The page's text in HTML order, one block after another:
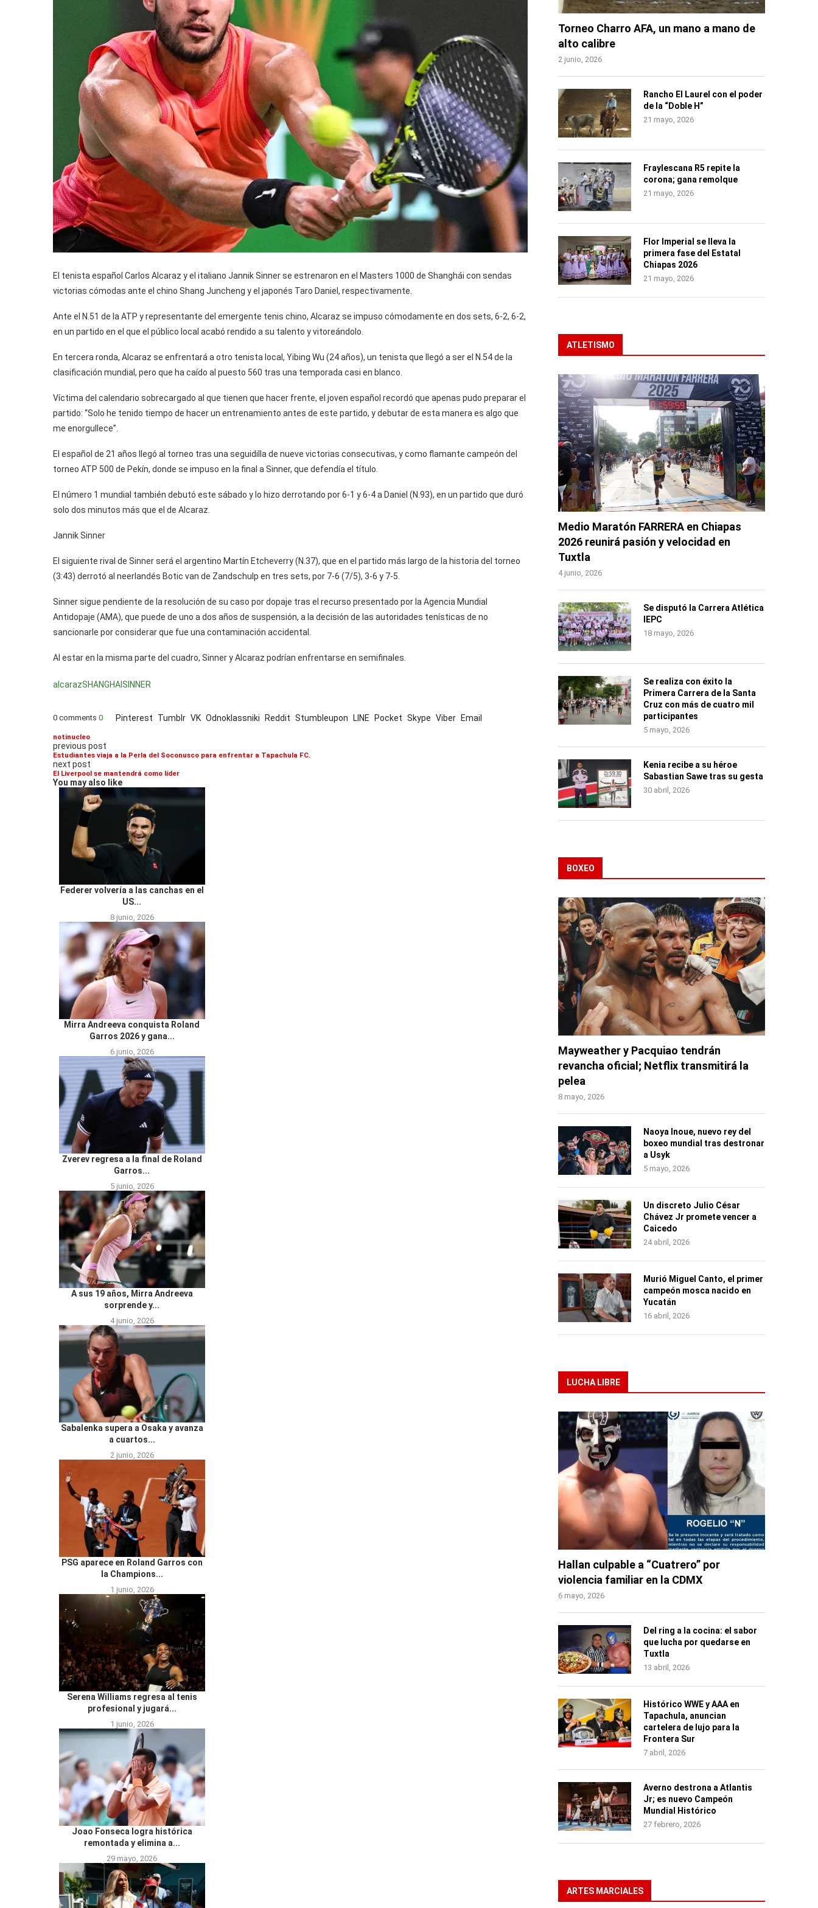
El tenista español Carlos Alcaraz y el italiano Jannik Sinner se estrenaron en el Masters 1000 de Shanghái con sendas
victorias cómodas ante el chino Shang Juncheng y el japonés Taro Daniel, respectivamente.
Ante el N.51 de la ATP y representante del emergente tenis chino, Alcaraz se impuso cómodamente en dos sets, 6-2, 6-2,
en un partido en el que el público local acabó rendido a su talento y vitoreándolo.
En tercera ronda, Alcaraz se enfrentará a otro tenista local, Yibing Wu (24 años), un tenista que llegó a ser el N.54 de la
clasificación mundial, pero que ha caído al puesto 560 tras una temporada casi en blanco.
Víctima del calendario sobrecargado al que tienen que hacer frente, el joven español recordó que apenas pudo preparar el
partido: “Solo he tenido tiempo de hacer un entrenamiento antes de este partido, y debutar de esta manera es algo que
me enorgullece”.
El español de 21 años llegó al torneo tras una seguidilla de nueve victorias consecutivas, y como flamante campeón del
torneo ATP 500 de Pekín, donde se impuso en la final a Sinner, que defendía el título.
El número 1 mundial también debutó este sábado y lo hizo derrotando por 6-1 y 6-4 a Daniel (N.93), en un partido que duró
solo dos minutos más que el de Alcaraz.
Jannik Sinner
El siguiente rival de Sinner será el argentino Martín Etcheverry (N.37), que en el partido más largo de la historia del torneo
(3:43) derrotó al neerlandés Botic van de Zandschulp en tres sets, por 7-6 (7/5), 3-6 y 7-5.
Sinner sigue pendiente de la resolución de su caso por dopaje tras el recurso presentado por la Agencia Mundial
Antidopaje (AMA), que puede de uno a dos años de suspensión, a la decisión de las autoridades tenísticas de no
sancionarle por considerar que fue una contaminación accidental.
Al estar en la misma parte del cuadro, Sinner y Alcaraz podrían enfrentarse en semifinales.
alcarazSHANGHAISINNER
0 comments 0 Pinterest Tumblr VK Odnoklassniki Reddit Stumbleupon LINE Pocket Skype Viber Email
notinucleo
previous post
Estudiantes viaja a la Perla del Soconusco para enfrentar a Tapachula FC.
next post
El Liverpool se mantendrá como líder
You may also like
Federer volvería a las canchas en el
US...
8 junio, 2026
Mirra Andreeva conquista Roland
Garros 2026 y gana...
6 junio, 2026
Zverev regresa a la final de Roland
Garros...
5 junio, 2026
A sus 19 años, Mirra Andreeva
sorprende y...
4 junio, 2026
Sabalenka supera a Osaka y avanza
a cuartos...
2 junio, 2026
PSG aparece en Roland Garros con
la Champions...
1 junio, 2026
Serena Williams regresa al tenis
profesional y jugará...
1 junio, 2026
Joao Fonseca logra histórica
remontada y elimina a...
29 mayo, 2026
Torneo Charro AFA, un mano a mano de
alto calibre
2 junio, 2026
Rancho El Laurel con el poder
de la “Doble H”
21 mayo, 2026
Fraylescana R5 repite la
corona; gana remolque
21 mayo, 2026
Flor Imperial se lleva la
primera fase del Estatal
Chiapas 2026
21 mayo, 2026
ATLETISMO
Medio Maratón FARRERA en Chiapas
2026 reunirá pasión y velocidad en
Tuxtla
4 junio, 2026
Se disputó la Carrera Atlética
IEPC
18 mayo, 2026
Se realiza con éxito la
Primera Carrera de la Santa
Cruz con más de cuatro mil
participantes
5 mayo, 2026
Kenia recibe a su héroe
Sabastian Sawe tras su gesta
30 abril, 2026
BOXEO
Mayweather y Pacquiao tendrán
revancha oficial; Netflix transmitirá la
pelea
8 mayo, 2026
Naoya Inoue, nuevo rey del
boxeo mundial tras destronar
a Usyk
5 mayo, 2026
Un discreto Julio César
Chávez Jr promete vencer a
Caicedo
24 abril, 2026
Murió Miguel Canto, el primer
campeón mosca nacido en
Yucatán
16 abril, 2026
LUCHA LIBRE
Hallan culpable a “Cuatrero” por
violencia familiar en la CDMX
6 mayo, 2026
Del ring a la cocina: el sabor
que lucha por quedarse en
Tuxtla
13 abril, 2026
Histórico WWE y AAA en
Tapachula, anuncian
cartelera de lujo para la
Frontera Sur
7 abril, 2026
Averno destrona a Atlantis
Jr; es nuevo Campeón
Mundial Histórico
27 febrero, 2026
ARTES MARCIALES